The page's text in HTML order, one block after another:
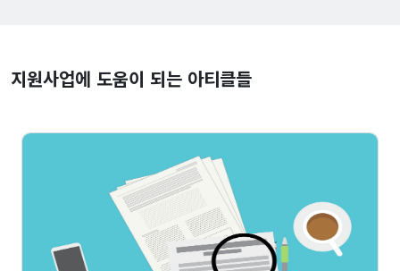
지원사업에 도움이 되는 아티클들